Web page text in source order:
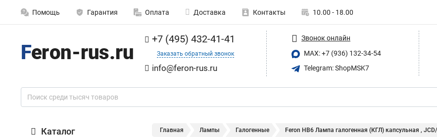
Помощь Гарантия Оплата Доставка Контакты 10.00 - 18.00
+7 (495) 432-41-41
Заказать обратный звонок
info@feron-rus.ru
Звонок онлайн
MAX: +7 (936) 132-34-54
Telegram: ShopMSK7
Каталог Главная Лампы Галогенные Feron HB6 Лампа галогенная (КГЛ) капсульная ,